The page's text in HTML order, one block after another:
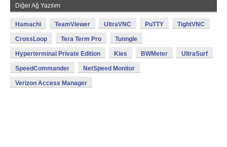
Diğer Ağ Yazılım
Hamachi TeamViewer UltraVNC PuTTY TightVNC
CrossLoop Tera Term Pro Tunngle
Hyperterminal Private Edition Kies BWMeter UltraSurf
SpeedCommander NetSpeed Monitor
Verizon Access Manager